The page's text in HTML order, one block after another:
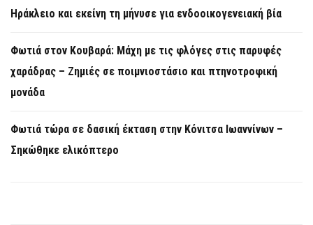
Ηράκλειο και εκείνη τη μήνυσε για ενδοοικογενειακή βία
Φωτιά στον Κουβαρά: Μάχη με τις φλόγες στις παρυφές
χαράδρας – Ζημιές σε ποιμνιοστάσιο και πτηνοτροφική
μονάδα
Φωτιά τώρα σε δασική έκταση στην Κόνιτσα Ιωαννίνων –
Σηκώθηκε ελικόπτερο